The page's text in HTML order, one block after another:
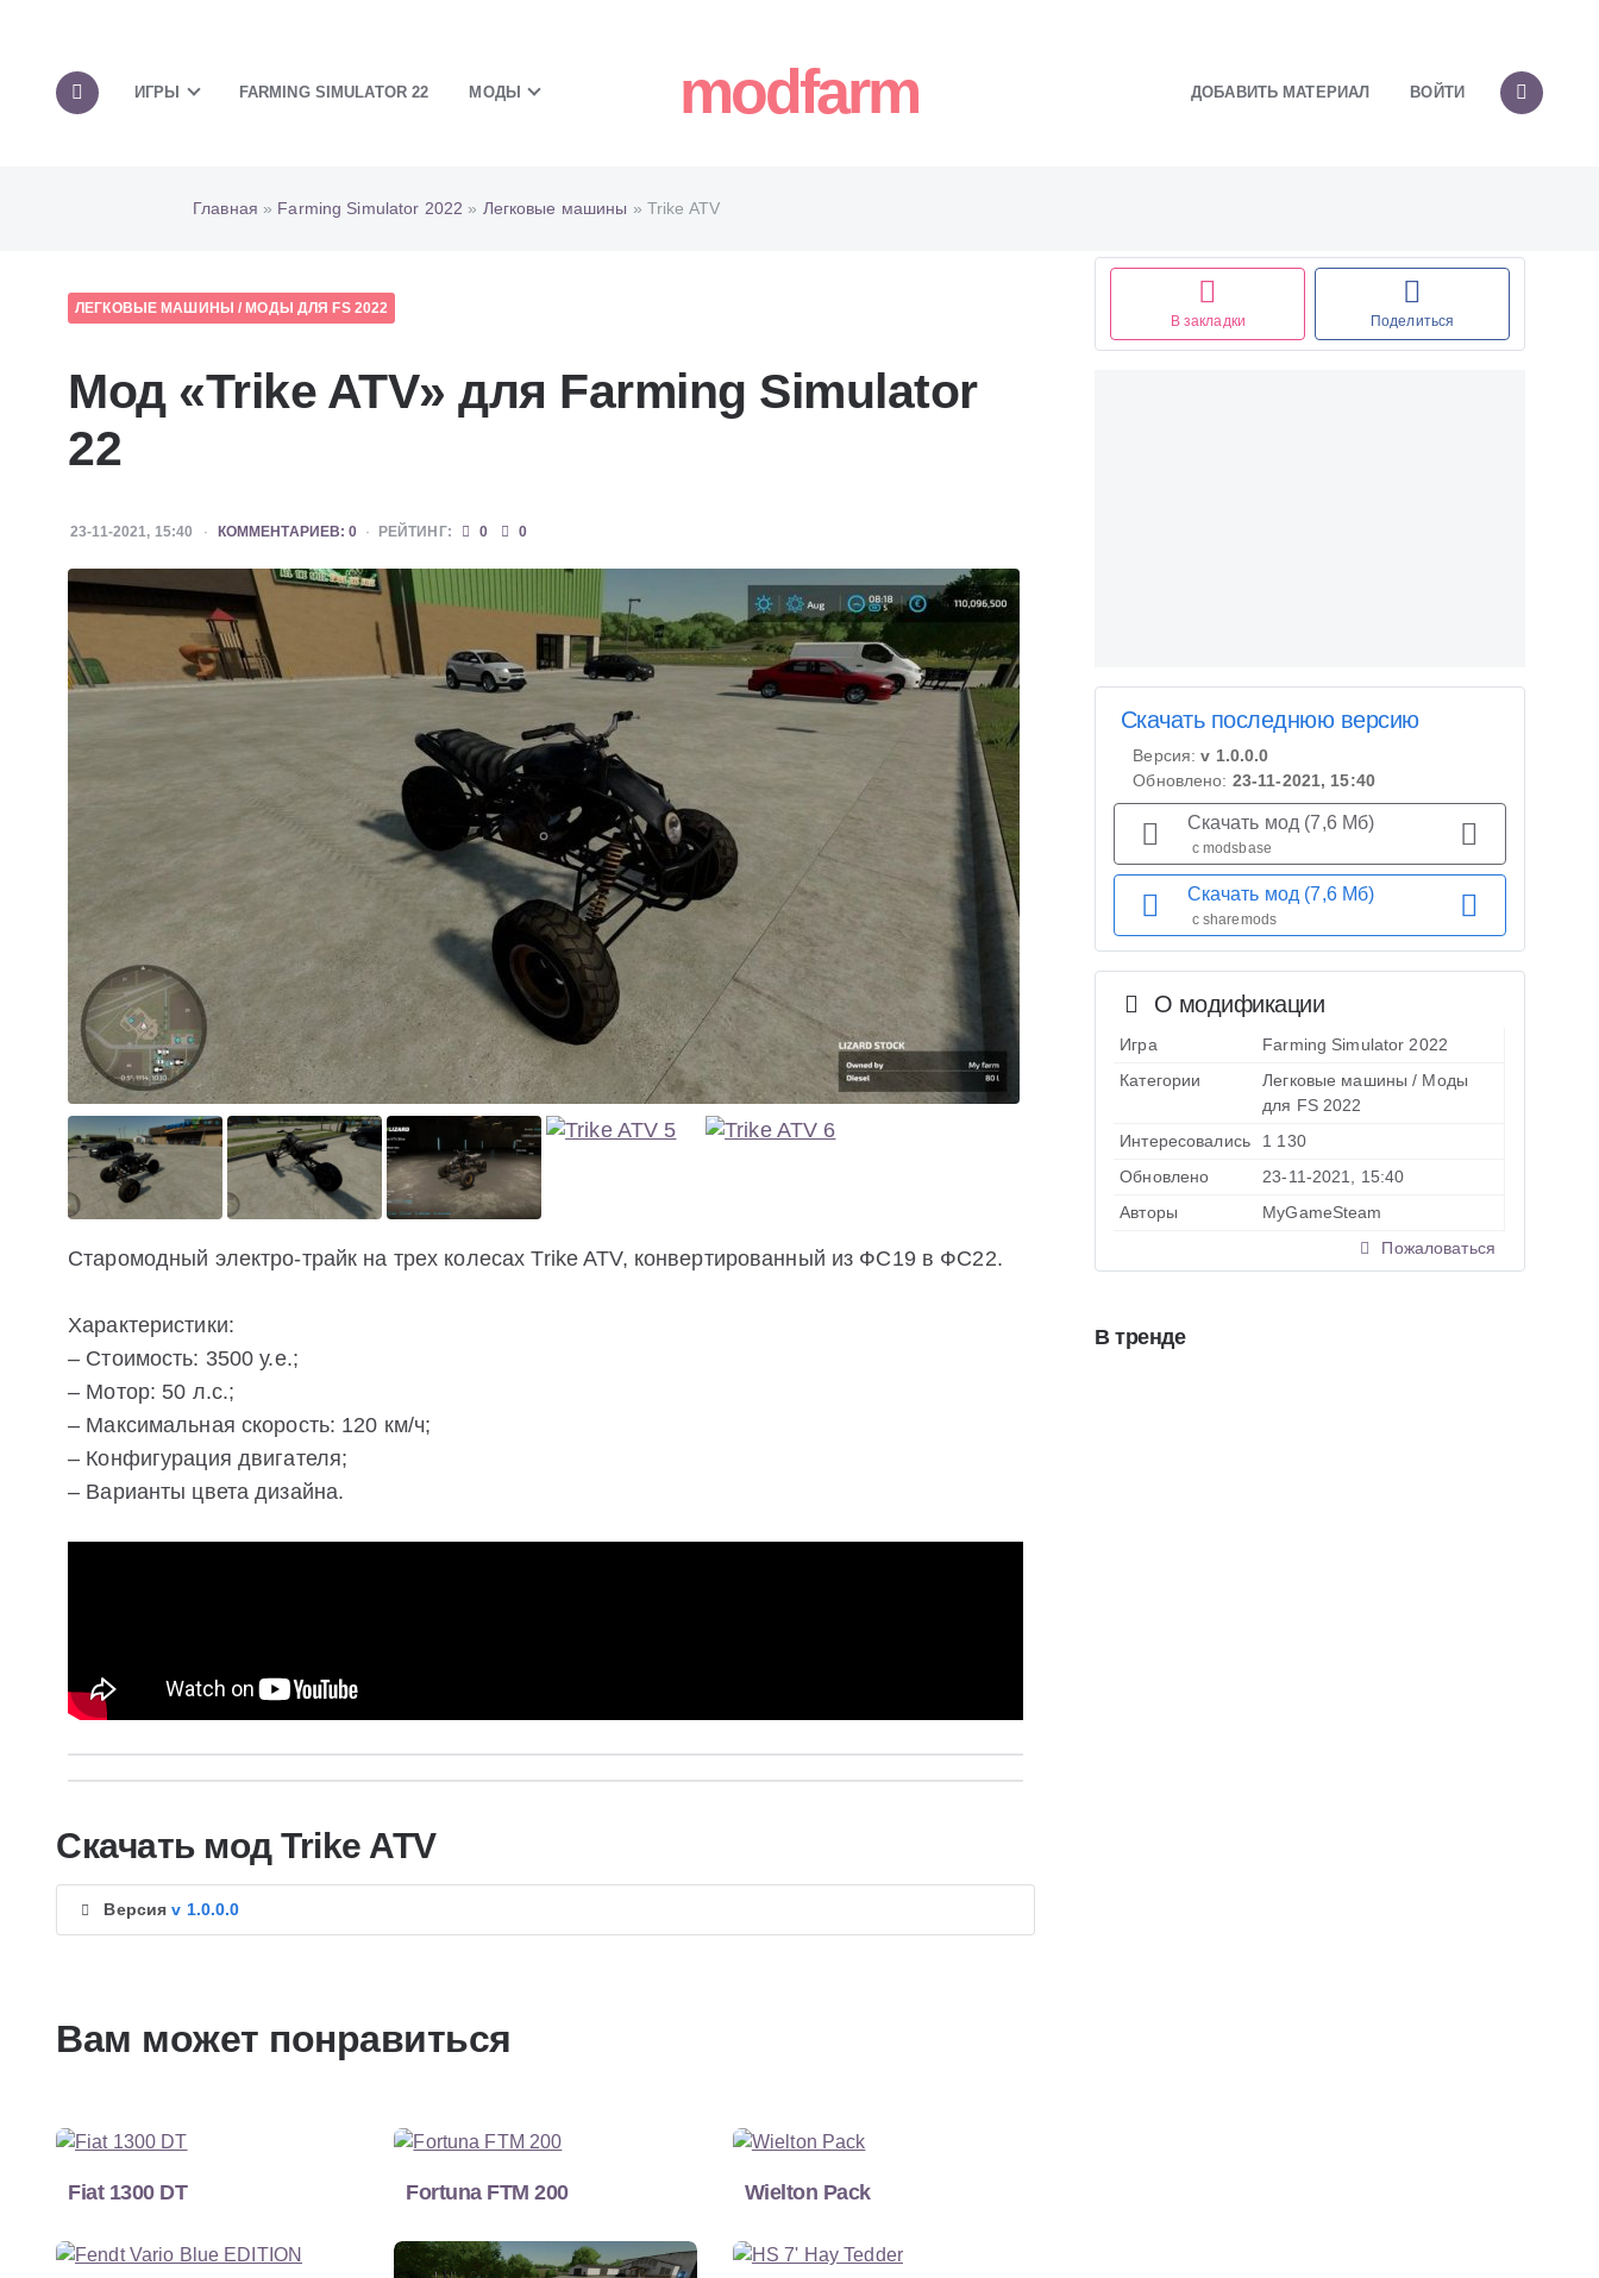
ИГРЫ FARMING SIMULATOR 22 МОДЫ modfarm ДОБАВИТЬ МАТЕРИАЛ ВОЙТИ
Главная » Farming Simulator 2022 » Легковые машины » Trike ATV
ЛЕГКОВЫЕ МАШИНЫ / МОДЫ ДЛЯ FS 2022
Мод «Trike ATV» для Farming Simulator
22
23-11-2021, 15:40 КОММЕНТАРИЕВ: 0 РЕЙТИНГ: 0 0
Старомодный электро-трайк на трех колесах Trike ATV, конвертированный из ФС19 в ФС22.
Характеристики:
– Стоимость: 3500 у.е.;
– Мотор: 50 л.с.;
– Максимальная скорость: 120 км/ч;
– Конфигурация двигателя;
– Варианты цвета дизайна.
Скачать мод Trike ATV
Версияv 1.0.0.0
Вам может понравиться
Fiat 1300 DT Fortuna FTM 200 Wielton Pack
В закладки Поделиться
О модификации
Игра
Farming Simulator 2022
Категории
Легковые машины / Моды
для FS 2022
Интересовались
1 130
Обновлено
23-11-2021, 15:40
Авторы
MyGameSteam
Пожаловаться
Скачать последнюю версию
Версия:v 1.0.0.0
Обновлено: 23-11-2021, 15:40
Скачать мод (7,6 Мб)
с modsbase
Скачать мод (7,6 Мб)
с sharemods
В тренде